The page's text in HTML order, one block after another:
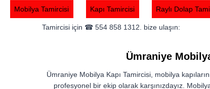
Mobilya Tamircisi Kapı Tamircisi Raylı Dolap
ekibimizle hizmetinizdeyiz. Ofisinizdeki mobilya
profesyonel tekniklerle kapılarınızı eski haline
Tamircisi için ☎ 554 858 1312. bize ulaşın:
Ümraniye
Ümraniye Mobilya Kapı Tamircisi, mobilya
profesyonel bir ekip olarak karşınızdayız.